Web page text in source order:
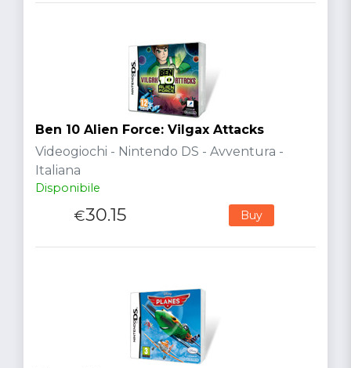
Ben 10 Alien Force: Vilgax Attacks
Videogiochi - Nintendo DS - Avventura -
Italiana
Disponibile
€30.15 Buy